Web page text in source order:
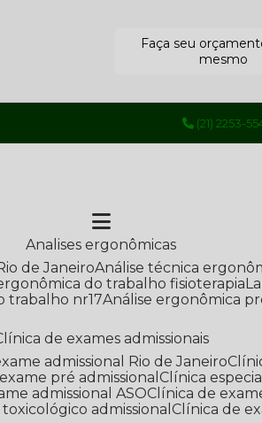
Faça seu
mesmo
(21) 2253-
Analises ergonômicas
de Janeiro Análise técnica
ergonômica do trabalho fisioterapia
trabalho nr17 Análise ergonômica
Clínica de exames admissionais
admissional Rio de Janeiro
exame pré admissional
Clínica
admissional ASO
Clínica de
toxicológico admissional
Clínica de